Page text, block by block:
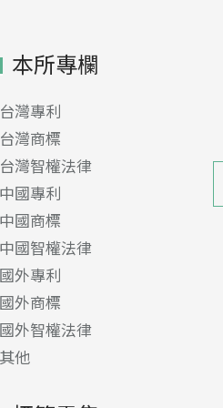
本所專欄
台灣專利
台灣商標
台灣智權法律
中國專利
中國商標
中國智權法律
國外專利
國外商標
國外智權法律
其他